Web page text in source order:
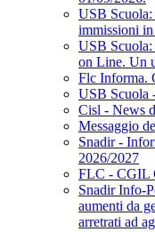
USB Scuola:
immissioni
USB
on Line. Un
Flc Informa.
USB Scuola
Cisl - News
Messaggio
Snadir -
2026/2027
FLC - CGIL
Snadir Info-
aumenti da
arretrati ad